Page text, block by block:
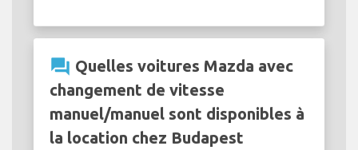
question_answer Quelles voitures Mazda avec
changement de vitesse
manuel/manuel sont disponibles à
la location chez Budapest